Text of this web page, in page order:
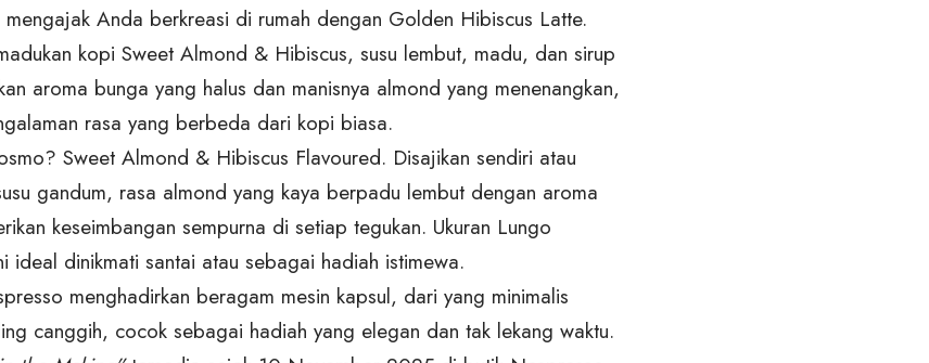
Anda berkreasi di rumah dengan Golden Hibiscus Latte.
kopi Sweet Almond & Hibiscus, susu lembut, madu, dan sirup
aroma bunga yang halus dan manisnya almond yang menenangkan,
rasa yang berbeda dari kopi biasa.
Sweet Almond & Hibiscus Flavoured. Disajikan sendiri atau
gandum, rasa almond yang kaya berpadu lembut dengan aroma
keseimbangan sempurna di setiap tegukan. Ukuran Lungo
ideal dinikmati santai atau sebagai hadiah istimewa.
menghadirkan beragam mesin kapsul, dari yang minimalis
canggih, cocok sebagai hadiah yang elegan dan tak lekang waktu.